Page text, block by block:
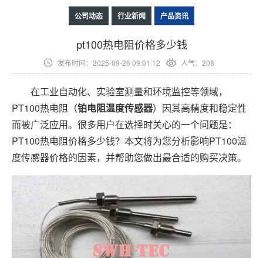
公司动态 行业新闻 产品资讯
pt100热电阻价格多少钱
发布时间：2025-09-26 09:01:12 人气：208
在工业自动化、实验室测量和环境监控等领域，
PT100热电阻（铂电阻温度传感器）因其高精度和稳定性
而被广泛应用。很多用户在选择时关心的一个问题是：
PT100热电阻价格多少钱？本文将为您分析影响PT100温
度传感器价格的因素，并帮助您做出最合适的购买决策。